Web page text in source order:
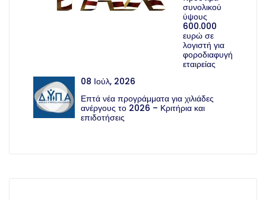
συνολικού
ύψους
600.000
ευρώ σε
λογιστή για
φοροδιαφυγή
εταιρείας
08 Ιούλ, 2026
Επτά νέα προγράμματα για χιλιάδες
ανέργους το 2026 – Κριτήρια και
επιδοτήσεις